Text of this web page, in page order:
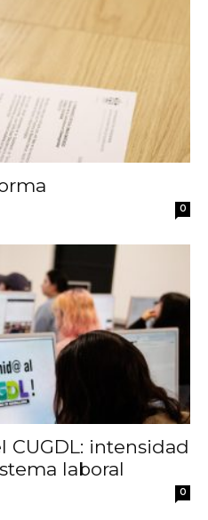
0
intensidad
laboral
0